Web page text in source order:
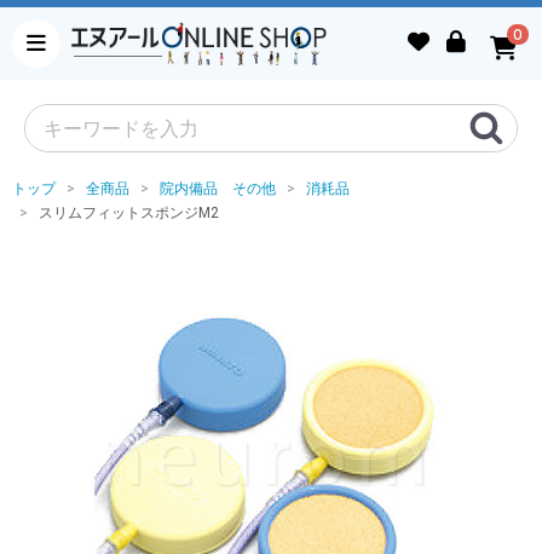
0
トップ 全商品 院内備品 その他
消耗品
スリムフィットスポンジM2